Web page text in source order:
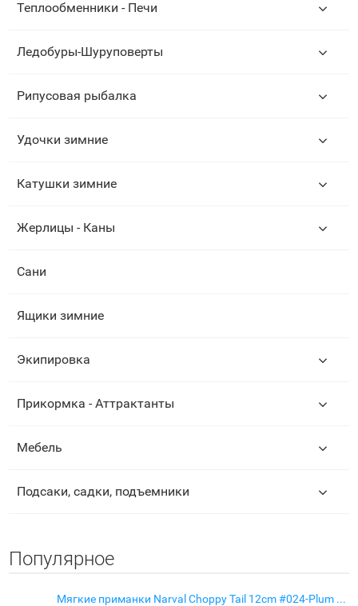
Теплообменники - Печи
Ледобуры-Шуруповерты
Рипусовая рыбалка
Удочки зимние
Катушки зимние
Жерлицы - Каны
Сани
Ящики зимние
Экипировка
Прикормка - Аттрактанты
Мебель
Подсаки, садки, подъемники
Популярное
Мягкие приманки Narval Choppy Tail 12cm #024-Plum Boom